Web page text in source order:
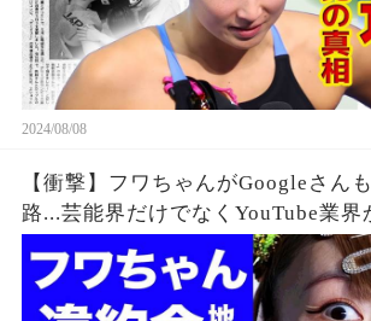
2024/08/08
【衝撃】フワちゃんがGoogleさん
路...芸能界だけでなくYouTube業界
た垢BANの真相に驚きを隠せない
に苦しむ借金地獄に突入...